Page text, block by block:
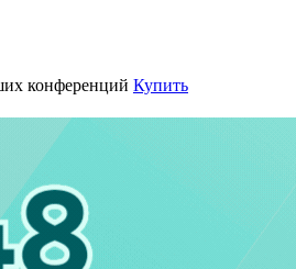
конференций Купить